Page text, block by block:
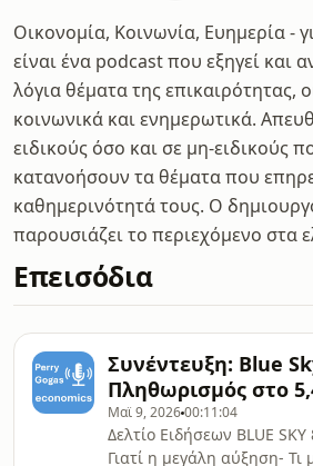
Οικονομία, Κοινωνία, Ευημερία -
είναι ένα podcast που εξηγεί και
λόγια θέματα της επικαιρότητας,
κοινωνικά και ενημερωτικά.
ειδικούς όσο και σε μη-ειδικούς
κατανοήσουν τα θέματα που
καθημερινότητά τους. Ο
παρουσιάζει το περιεχόμενο στα
Επεισόδια
Συνέντευξη: Blue
Πληθωρισμός στο
Μαϊ 9, 202600:11:04
Δελτίο Ειδήσεων BLUE
Γιατί η μεγάλη αύξηση- Τι